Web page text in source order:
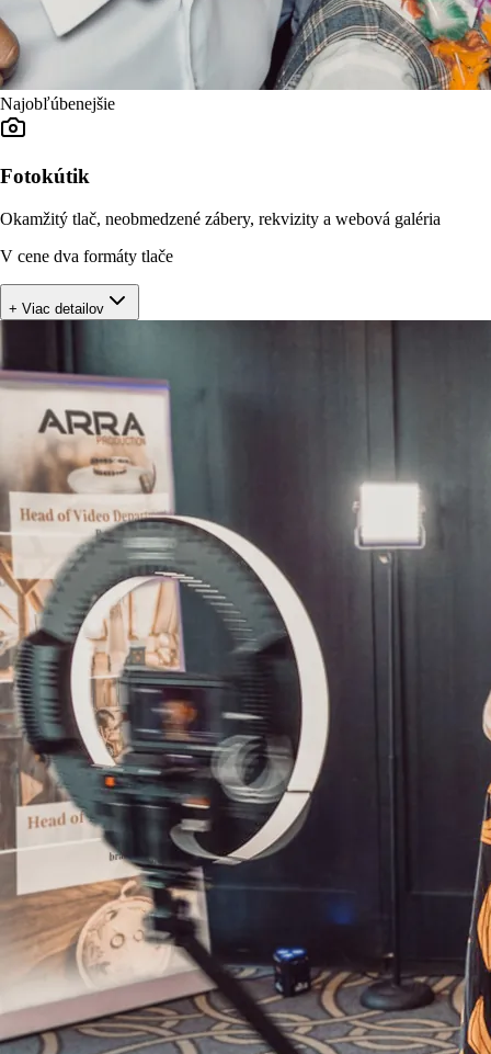
Najobľúbenejšie
Fotokútik
Okamžitý tlač, neobmedzené zábery, rekvizity a webová galéria
V cene dva formáty tlače
+ Viac detailov